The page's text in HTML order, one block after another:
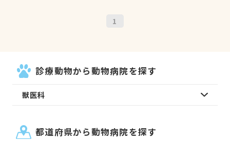
1
診療動物から動物病院を探す
獣医科
都道府県から動物病院を探す